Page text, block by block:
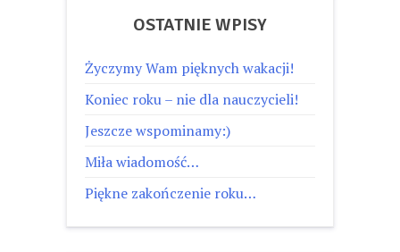
OSTATNIE WPISY
Życzymy Wam pięknych wakacji!
Koniec roku – nie dla nauczycieli!
Jeszcze wspominamy:)
Miła wiadomość…
Piękne zakończenie roku…